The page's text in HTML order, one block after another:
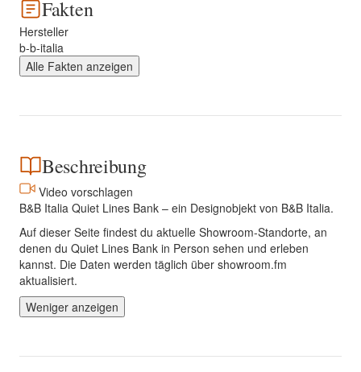
Fakten
Hersteller
b-b-italia
Alle Fakten anzeigen
Beschreibung
Video vorschlagen
B&B Italia Quiet Lines Bank – ein Designobjekt von B&B Italia.
Auf dieser Seite findest du aktuelle Showroom-Standorte, an
denen du Quiet Lines Bank in Person sehen und erleben
kannst. Die Daten werden täglich über showroom.fm
aktualisiert.
Weniger anzeigen